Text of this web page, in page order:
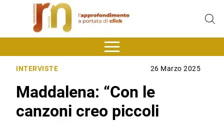
INTERVISTE 26 Marzo 2025
Maddalena: “Con le
canzoni creo piccoli